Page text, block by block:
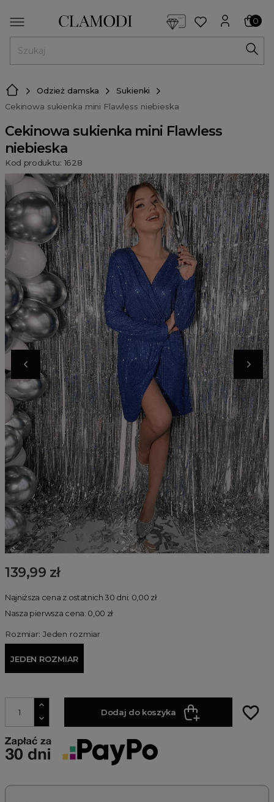
0
Odzież damska
Sukienki
Cekinowa sukienka mini Flawless niebieska
Cekinowa sukienka mini Flawless
niebieska
Kod produktu: 1628
139,99 zł
Najniższa cena z ostatnich 30 dni: 0,00 zł
Nasza pierwsza cena: 0,00 zł
Rozmiar: Jeden rozmiar
JEDEN ROZMIAR
Dodaj do koszyka favorite_border